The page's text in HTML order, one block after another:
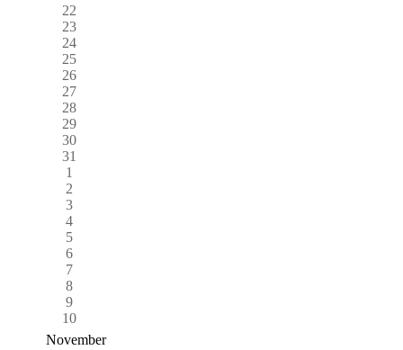
22
23
24
25
26
27
28
29
30
31
1
2
3
4
5
6
7
8
9
10
November